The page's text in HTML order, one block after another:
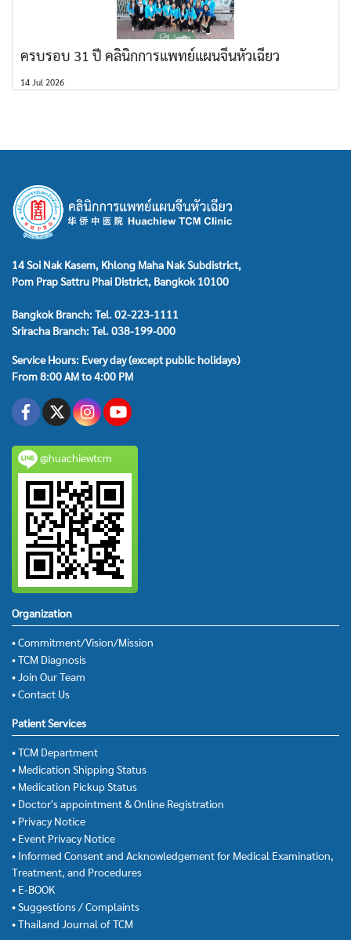
ครบรอบ 31 ปี คลินิกการแพทย์แผนจีนหัวเฉียว
14 Jul 2026
14 Soi Nak Kasem, Khlong Maha Nak Subdistrict,
Pom Prap Sattru Phai District, Bangkok 10100
Bangkok Branch: Tel. 02-223-1111
Sriracha Branch: Tel. 038-199-000
Service Hours: Every day (except public holidays)
From 8:00 AM to 4:00 PM
@huachiewtcm
Organization
• Commitment/Vision/Mission
• TCM Diagnosis
• Join Our Team
• Contact Us
Patient Services
• TCM Department
• Medication Shipping Status
• Medication Pickup Status
• Doctor's appointment & Online Registration
• Privacy Notice
• Event Privacy Notice
• Informed Consent and Acknowledgement for Medical Examination,
Treatment, and Procedures
• E-BOOK
• Suggestions / Complaints
• Thailand Journal of TCM